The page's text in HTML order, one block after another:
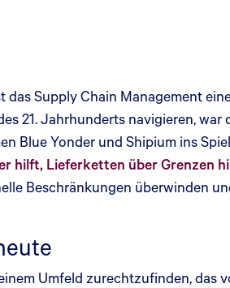
Supply Chain Management
21. Jahrhunderts navigieren,
Blue Yonder und Shipium ins
hilft, Lieferketten über Grenzen
Beschränkungen überwinden
Umfeld zurechtzufinden, das